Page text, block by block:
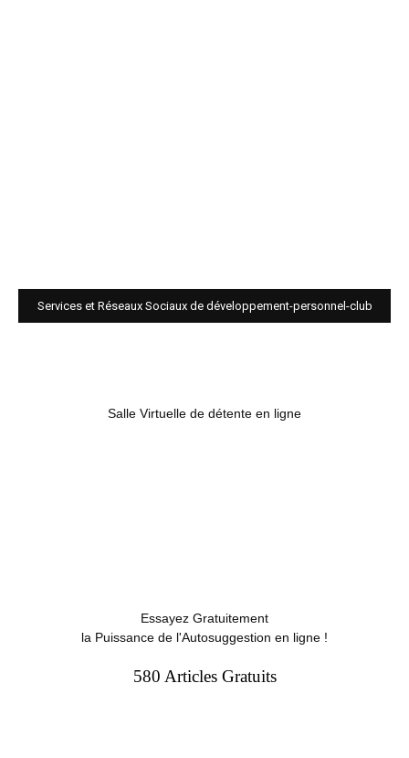
Services et Réseaux Sociaux de développement-personnel-club
Salle Virtuelle de détente en ligne
Essayez Gratuitement
la Puissance de l'Autosuggestion en ligne !
580 Articles Gratuits